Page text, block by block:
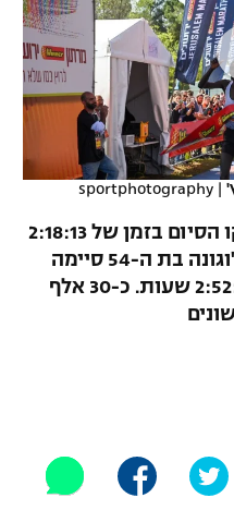
|
sportphotography
הקנייתי בן ה-34 חצה את קו הסיום בזמן של 2:18:13
שעות. בת ארצו מרגרט אנג'וגונה בת ה-54 סיימה
ראשונה אצל הנשים עם 2:52:44 שעות. כ-30 אלף